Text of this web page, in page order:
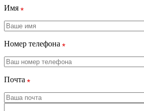
Имя
Номер телефона
Почта